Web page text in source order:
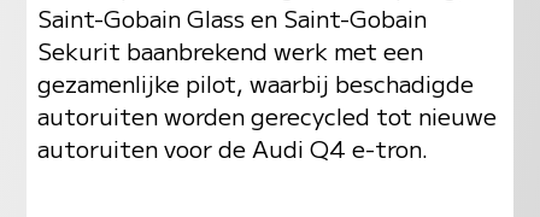
Saint-Gobain Glass en Saint-Gobain
Sekurit baanbrekend werk met een
gezamenlijke pilot, waarbij beschadigde
autoruiten worden gerecycled tot nieuwe
autoruiten voor de Audi Q4 e-tron.